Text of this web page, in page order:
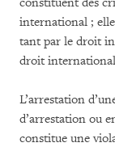
international ;
tant par le droit
droit
L’arrestation
d’arrestation ou
constitue une